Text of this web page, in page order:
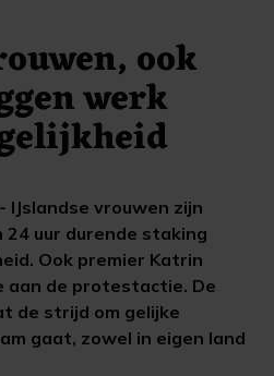
ook
werk
- IJslandse vrouwen zijn
uur durende staking
Ook premier Katrin
aan de protestactie. De
de strijd om gelijke
gaat, zowel in eigen land